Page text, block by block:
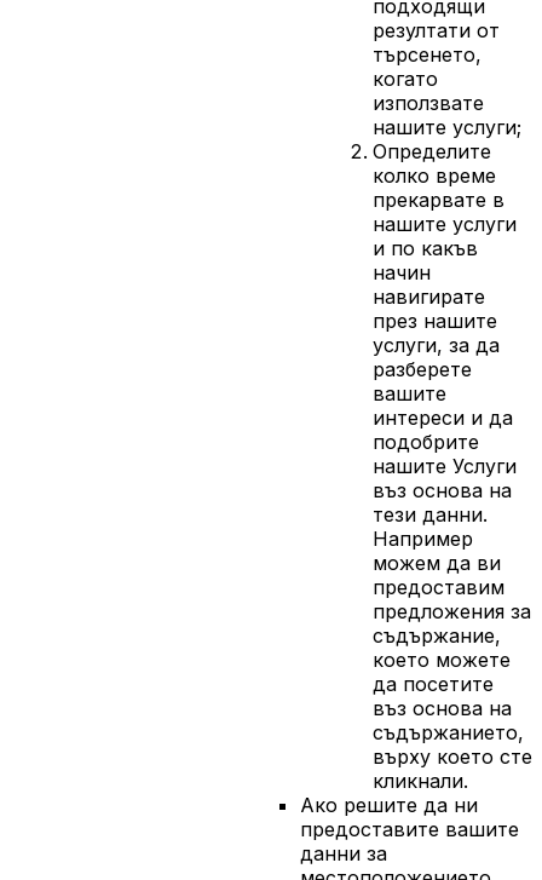
подходящи
резултати от
търсенето,
когато
използвате
нашите услуги;
Определите
колко време
прекарвате в
нашите услуги
и по какъв
начин
навигирате
през нашите
услуги, за да
разберете
вашите
интереси и да
подобрите
нашите Услуги
въз основа на
тези данни.
Например
можем да ви
предоставим
предложения за
съдържание,
което можете
да посетите
въз основа на
съдържанието,
върху което сте
кликнали.
Ако решите да ни
предоставите вашите
данни за